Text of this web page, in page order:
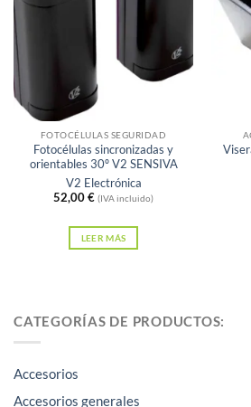
Sin existencias
FOTOCÉLULAS SEGURIDAD
Fotocélulas sincronizadas y
orientables 30º V2 SENSIVA
V2 Electrónica
52,00€ (IVA incluido)
LEER MÁS
CATEGORÍAS DE PRODUCTOS:
Accesorios
Accesorios generales